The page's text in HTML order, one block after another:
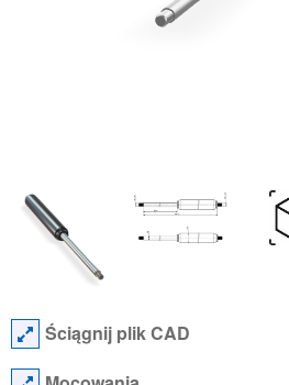
Ściągnij plik CAD